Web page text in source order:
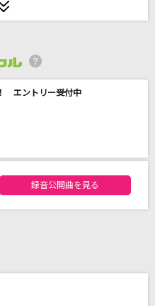
美・深見梨加
エントリー受付中
トリーランキング
録音公開曲を見る